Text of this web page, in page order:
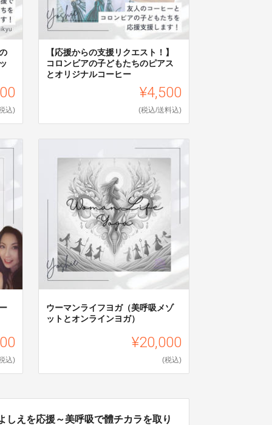
込)
【応援からの支援リクエスト！】
コロンビアの子どもたちのピアス
とオリジナルコーヒー
¥4,500
(税込/送料込)
込)
ウーマンライフヨガ（美呼吸メゾ
ットとオンラインヨガ）
¥20,000
(税込)
えを応援～美呼吸で體チカラを取り